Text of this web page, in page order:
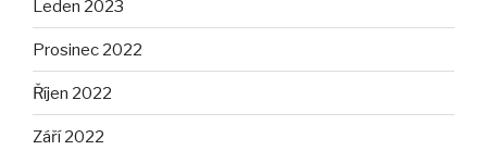
Leden 2023
Prosinec 2022
Říjen 2022
Září 2022